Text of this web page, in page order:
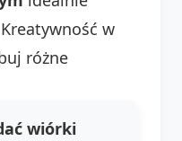
w
różne
wiórki